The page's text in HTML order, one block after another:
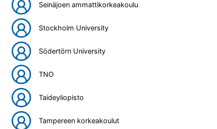
Seinäjoen ammattikorkeakoulu
Stockholm University
Södertörn University
TNO
Taideyliopisto
Tampereen korkeakoulut